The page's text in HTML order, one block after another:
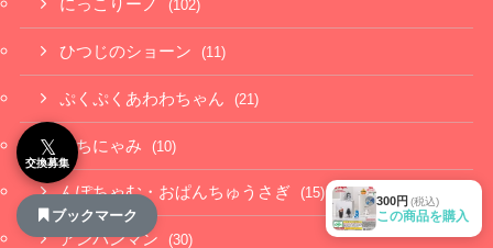
300円 (税込)
この商品を購入
にっこりーノ (102)
ひつじのショーン (11)
ぷくぷくあわわちゃん (21)
もちにゃみ (10)
んぽちゃむ・おぱんちゅうさぎ (15)
アンパンマン (30)
𝕏
交換募集
ブックマーク